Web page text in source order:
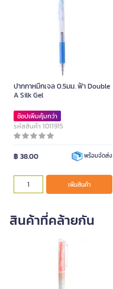
ปากกาหมึกเจล 0.5มม. ฟ้า Double
A Silk Gel
ช้อปเพิ่มคุ้มกว่า
รหัสสินค้า 1011915
฿ 38.00 พร้อมจัดส่ง
เพิ่มสินค้า
สินค้าที่คล้ายกัน